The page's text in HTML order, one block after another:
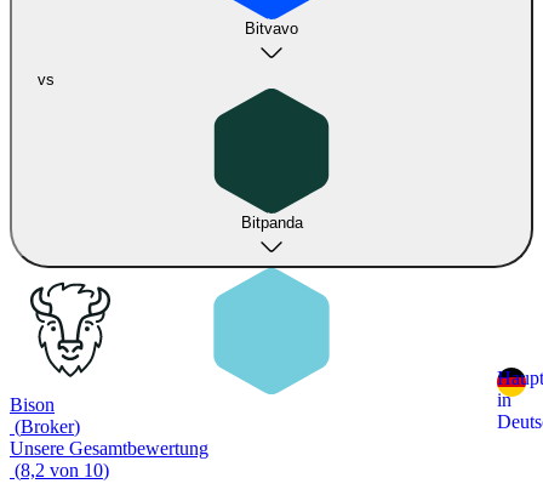
Bitvavo
vs
Bitpanda
in
Bison
(Broker)
Unsere Gesamtbewertung
(8,2 von 10)